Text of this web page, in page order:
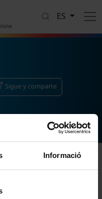
Informació
ES
Sigue y comparte